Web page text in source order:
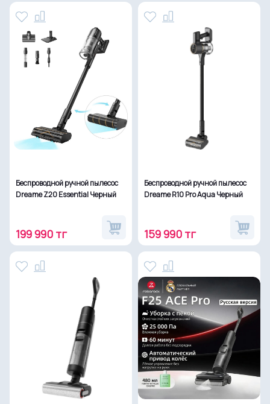
Беспроводной ручной пылесос
Dreame Z20 Essential Черный
199 990 тг
Беспроводной ручной пылесос
Dreame R10 Pro Aqua Черный
159 990 тг